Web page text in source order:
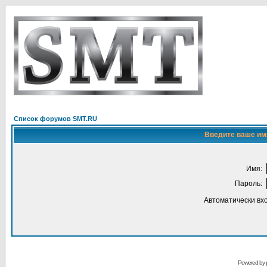
Список форумов SMT.RU
Введите ваше
Имя:
Пароль:
Автоматически
Powered by